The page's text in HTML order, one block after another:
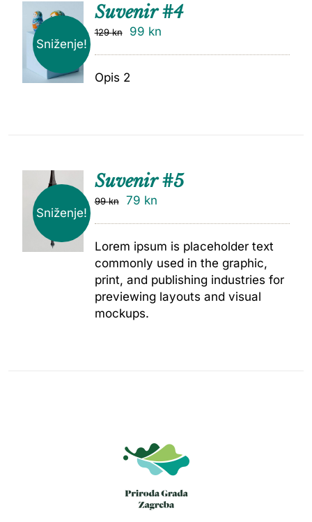
Sniženje!
DODAJ
Suvenir #4
129kn 99 kn
Opis 2
Sniženje!
DODAJ
Suvenir #5
99kn 79 kn
Lorem ipsum is placeholder text
commonly used in the graphic,
print, and publishing industries for
previewing layouts and visual
mockups.